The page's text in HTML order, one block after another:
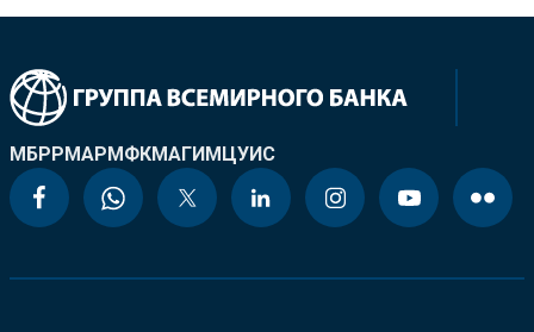
МБРРМАРМФКМАГИМЦУИС